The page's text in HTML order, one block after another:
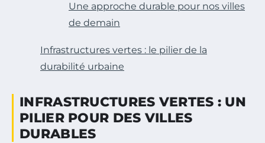
Une approche durable pour nos villes
de demain
Infrastructures vertes : le pilier de la
durabilité urbaine
INFRASTRUCTURES VERTES : UN
PILIER POUR DES VILLES
DURABLES